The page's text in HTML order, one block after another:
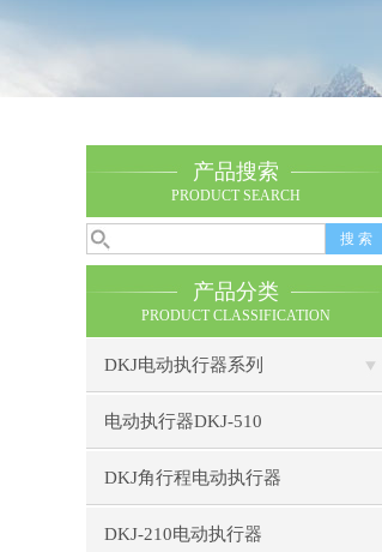
产品搜索
PRODUCT SEARCH
产品分类
PRODUCT CLASSIFICATION
DKJ电动执行器系列
电动执行器DKJ-510
DKJ角行程电动执行器
DKJ-210电动执行器